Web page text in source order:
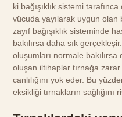
ki bağışıklık sistemi
vücuda yayılarak uygun
zayıf bağışıklık sisteminde
bakılırsa daha sık
oluşumları normale
oluşan iltihaplar tırnağa zarar
canlılığını yok eder. Bu
eksikliği tırnakların sağlığını